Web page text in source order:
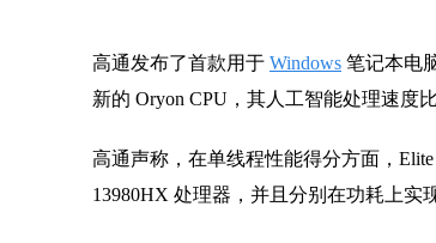
高通发布了首款用于 Windows 笔记本电
新的 Oryon CPU，其人工智能处理速度
高通声称，在单线程性能得分方面，
13980HX 处理器，并且分别在功耗上实